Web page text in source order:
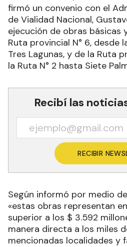
firmó un convenio con el
de Vialidad Nacional,
ejecución de obras básicas
Ruta provincial N° 6, desde
Tres Lagunas, y de la Ruta
la Ruta N° 2 hasta Siete
Recibí las
RECIBIR
Según informó por medio
«estas obras representan
superior a los $ 3.592
manera directa a los miles
mencionadas localidades y